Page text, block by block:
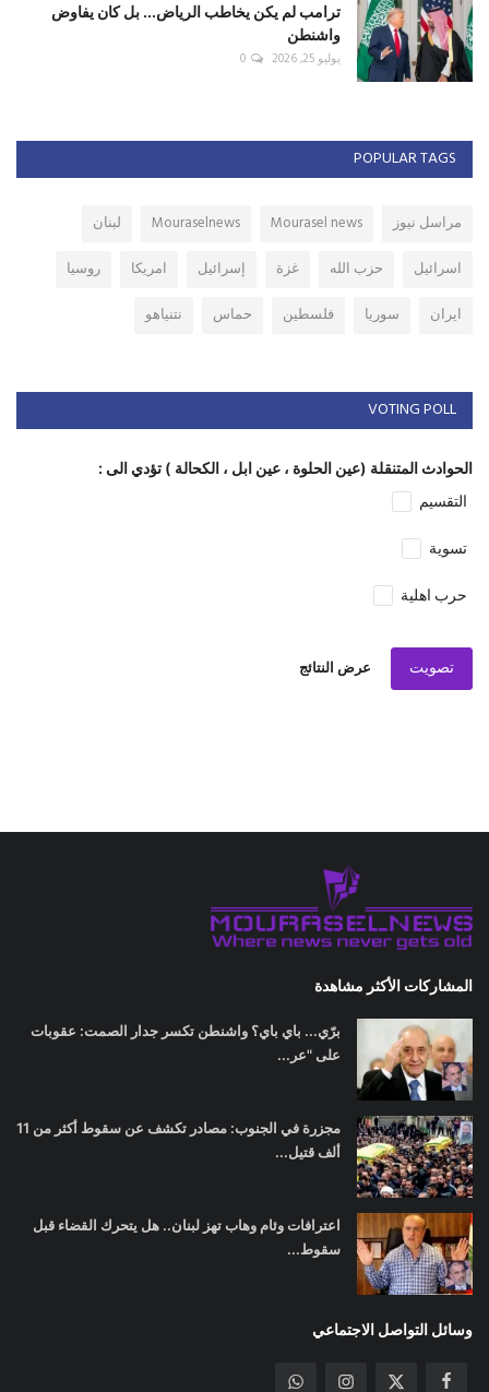
ترامب لم يكن يخاطب الرياض... بل كان يفاوض
واشنطن
يوليو 25, 2026 0
POPULAR TAGS
مراسل نيوز Mourasel news
Mouraselnews
لبنان
اسرائيل
حزب الله غزة إسرائيل امريكا
روسيا
ايران
سوريا فلسطين حماس نتنياهو
VOTING POLL
الحوادث المتنقلة (عين الحلوة ، عين ابل ، الكحالة ) تؤدي الى :
التقسيم
تسوية
حرب اهلية
تصويت عرض النتائج
المشاركات الأكثر مشاهدة
برّي... باي باي؟ واشنطن تكسر جدار الصمت: عقوبات
على "عر...
مجزرة في الجنوب: مصادر تكشف عن سقوط أكثر من 11
ألف قتيل...
اعترافات وئام وهاب تهز لبنان.. هل يتحرك القضاء قبل
سقوط...
وسائل التواصل الاجتماعي